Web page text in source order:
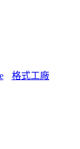
格式工廠